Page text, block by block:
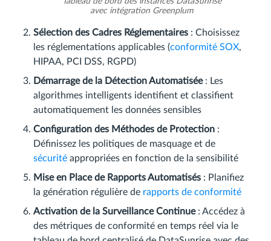
avec intégration Greenplum
Sélection des Cadres Réglementaires : Choisissez
les réglementations applicables (conformité SOX,
HIPAA, PCI DSS, RGPD)
Démarrage de la Détection Automatisée: Les
algorithmes intelligents identifient et classifient
automatiquement les données sensibles
Configuration des Méthodes de Protection :
Définissez les politiques de masquage et de
sécurité appropriées en fonction de la sensibilité
Mise en Place de Rapports Automatisés : Planifiez
la génération régulière de rapports de conformité
Activation de la Surveillance Continue: Accédez à
des métriques de conformité en temps réel via le